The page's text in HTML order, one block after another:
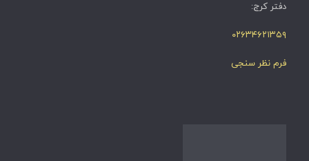
دفتر کرج:
۰۲۶۳۴۶۲۱۳۵۹
فرم نظر سنجی